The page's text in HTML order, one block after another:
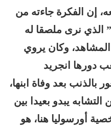
إن الفكرة جاءته من
فيلم روسيلليني “أوروبا 51” الذي نرى ملصقا له
وكان يروي
دورها انجريد
بعد وفاة ابنها،
التشابه يبدو بعيدا بين
أورسوليا هنا، هو